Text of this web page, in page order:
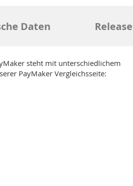
Daten
steht mit unterschiedlichem
PayMaker Vergleichsseite: